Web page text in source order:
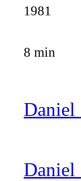
1981
8 min
Daniel
Daniel